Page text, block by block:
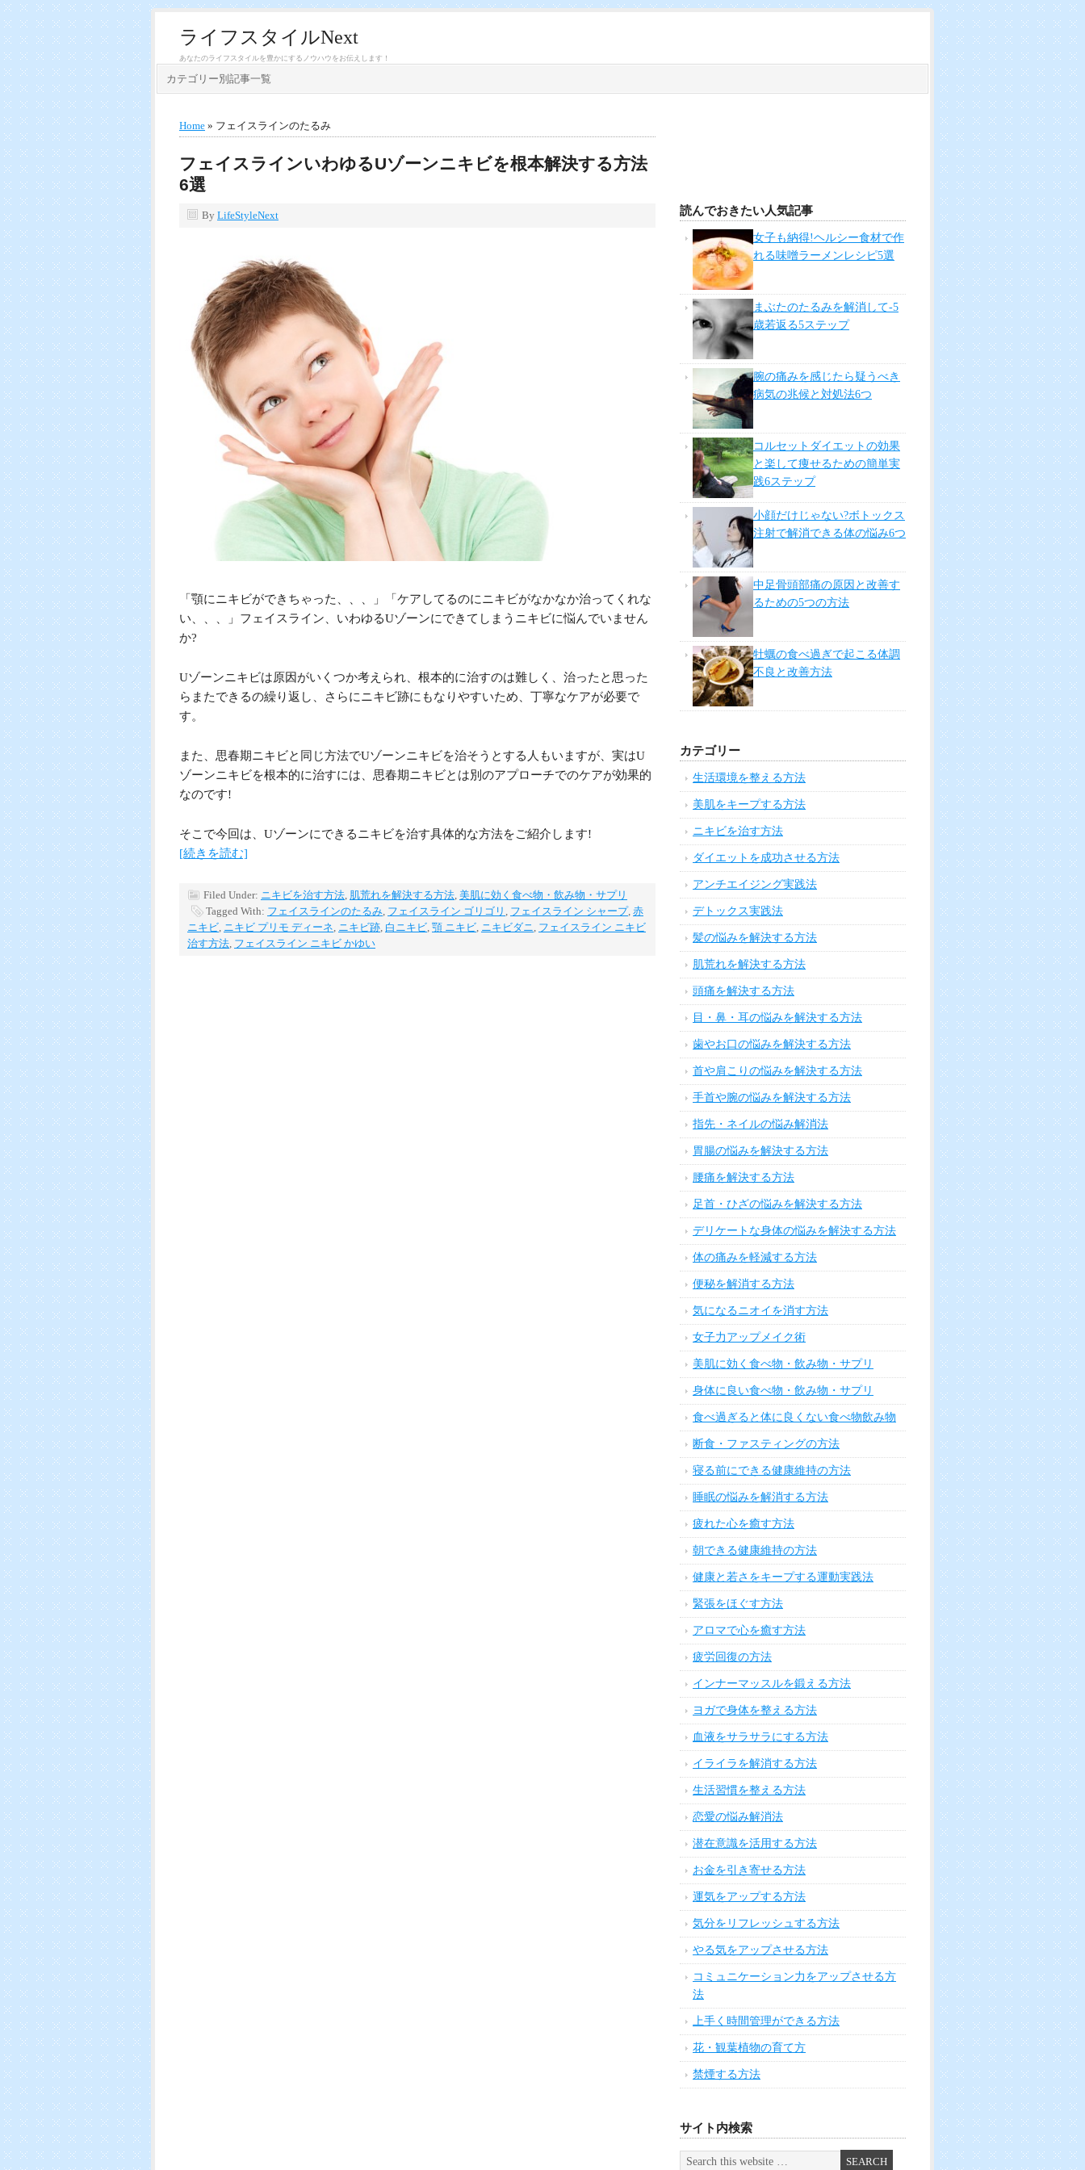
ライフスタイルNext
あなたのライフスタイルを豊かにするノウハウをお伝えします！
カテゴリー別記事一覧
Home » フェイスラインのたるみ
フェイスラインいわゆるUゾーンニキビを根本解決する方法
6選
By LifeStyleNext
「顎にニキビができちゃった、、、」「ケアしてるのにニキビがなかなか治ってくれな
い、、、」フェイスライン、いわゆるUゾーンにできてしまうニキビに悩んでいません
か?
Uゾーンニキビは原因がいくつか考えられ、根本的に治すのは難しく、治ったと思った
らまたできるの繰り返し、さらにニキビ跡にもなりやすいため、丁寧なケアが必要で
す。
また、思春期ニキビと同じ方法でUゾーンニキビを治そうとする人もいますが、実はU
ゾーンニキビを根本的に治すには、思春期ニキビとは別のアプローチでのケアが効果的
なのです!
そこで今回は、Uゾーンにできるニキビを治す具体的な方法をご紹介します!
[続きを読む]
Filed Under: ニキビを治す方法 肌荒れを解決する方法 美肌に効く食べ物・飲み物・サプリ
Tagged With: フェイスラインのたるみ フェイスライン ゴリゴリ フェイスライン シャープ, 赤
ニキビ ニキビ プリモ ディーネ ニキビ跡 白ニキビ 顎 ニキビ ニキビダニ
フェイスライン ニキビ
治す方法 フェイスライン ニキビ かゆい
読んでおきたい人気記事
女子も納得!ヘルシー食材で作
れる味噌ラーメンレシピ5選
まぶたのたるみを解消して-5
歳若返る5ステップ
腕の痛みを感じたら疑うべき
病気の兆候と対処法6つ
コルセットダイエットの効果
と楽して痩せるための簡単実
践6ステップ
小顔だけじゃない?ボトックス
注射で解消できる体の悩み6つ
中足骨頭部痛の原因と改善す
るための5つの方法
牡蠣の食べ過ぎで起こる体調
不良と改善方法
カテゴリー
生活環境を整える方法
美肌をキープする方法
ニキビを治す方法
ダイエットを成功させる方法
アンチエイジング実践法
デトックス実践法
髪の悩みを解決する方法
肌荒れを解決する方法
頭痛を解決する方法
目・鼻・耳の悩みを解決する方法
歯やお口の悩みを解決する方法
首や肩こりの悩みを解決する方法
手首や腕の悩みを解決する方法
指先・ネイルの悩み解消法
胃腸の悩みを解決する方法
腰痛を解決する方法
足首・ひざの悩みを解決する方法
デリケートな身体の悩みを解決する方法
体の痛みを軽減する方法
便秘を解消する方法
気になるニオイを消す方法
女子力アップメイク術
美肌に効く食べ物・飲み物・サプリ
身体に良い食べ物・飲み物・サプリ
食べ過ぎると体に良くない食べ物飲み物
断食・ファスティングの方法
寝る前にできる健康維持の方法
睡眠の悩みを解消する方法
疲れた心を癒す方法
朝できる健康維持の方法
健康と若さをキープする運動実践法
緊張をほぐす方法
アロマで心を癒す方法
疲労回復の方法
インナーマッスルを鍛える方法
ヨガで身体を整える方法
血液をサラサラにする方法
イライラを解消する方法
生活習慣を整える方法
恋愛の悩み解消法
潜在意識を活用する方法
お金を引き寄せる方法
運気をアップする方法
気分をリフレッシュする方法
やる気をアップさせる方法
コミュニケーション力をアップさせる方
法
上手く時間管理ができる方法
花・観葉植物の育て方
禁煙する方法
サイト内検索